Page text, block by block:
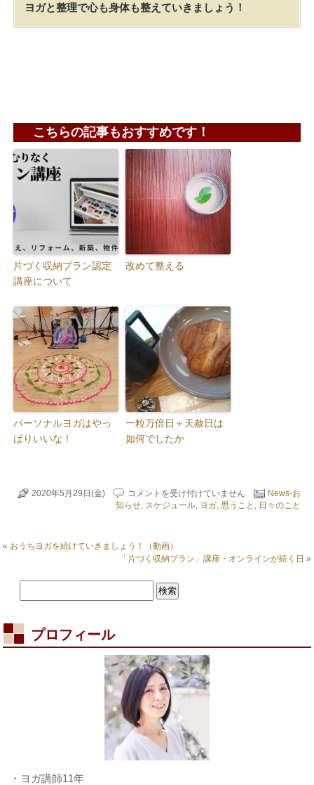
ヨガと整理で心も身体も整えていきましょう！
こちらの記事もおすすめです！
片づく収納プラン認定
講座について
改めて整える
パーソナルヨガはやっ
ぱりいいな！
一粒万倍日＋天赦日は
如何でしたか
2020年5月29日(金)
い
つ
じ
よ
同
な
い
は
コメントを受け付けていません
News-お
知らせ, スケジュール, ヨガ, 思うこと 日々のこと
« おうちヨガを続けていきましょう！（動画）
「片づく収納プラン」講座・オンラインが続く日 »
プロフィール
・ヨガ講師11年